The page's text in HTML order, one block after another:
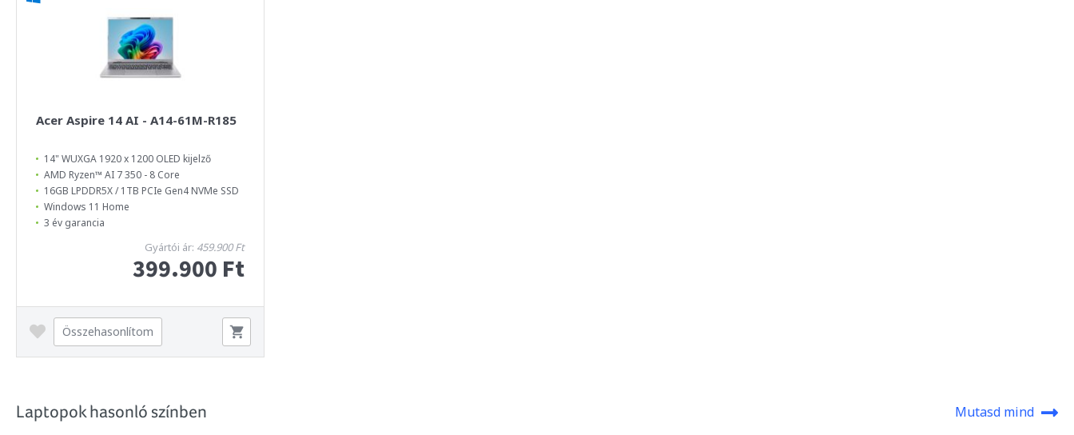
Acer Aspire 14 AI - A14-61M-R185
14" WUXGA 1920 x 1200 OLED kijelző
AMD Ryzen™ AI 7 350 - 8 Core
16GB LPDDR5X / 1TB PCIe Gen4 NVMe SSD
Windows 11 Home
3 év garancia
Gyártói ár: 459.900 Ft
399.900 Ft
Összehasonlítom
Laptopok hasonló színben Mutasd mind